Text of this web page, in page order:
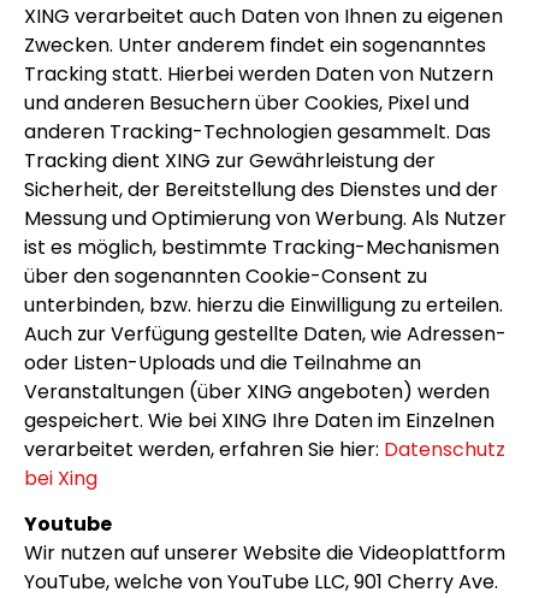
XING verarbeitet auch Daten von Ihnen zu eigenen
Zwecken. Unter anderem findet ein sogenanntes
Tracking statt. Hierbei werden Daten von Nutzern
und anderen Besuchern über Cookies, Pixel und
anderen Tracking-Technologien gesammelt. Das
Tracking dient XING zur Gewährleistung der
Sicherheit, der Bereitstellung des Dienstes und der
Messung und Optimierung von Werbung. Als Nutzer
ist es möglich, bestimmte Tracking-Mechanismen
über den sogenannten Cookie-Consent zu
unterbinden, bzw. hierzu die Einwilligung zu erteilen.
Auch zur Verfügung gestellte Daten, wie Adressen-
oder Listen-Uploads und die Teilnahme an
Veranstaltungen (über XING angeboten) werden
gespeichert. Wie bei XING Ihre Daten im Einzelnen
verarbeitet werden, erfahren Sie hier: Datenschutz
bei Xing
Youtube
Wir nutzen auf unserer Website die Videoplattform
YouTube, welche von YouTube LLC, 901 Cherry Ave.